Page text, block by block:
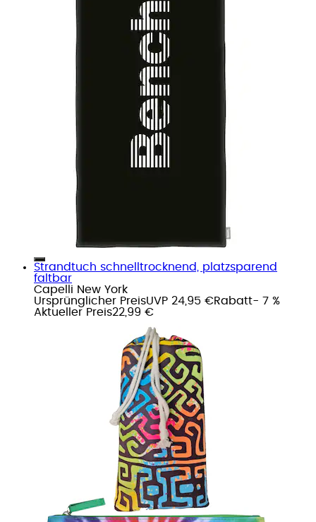
Strandtuch schnelltrocknend, platzsparend
faltbar
Capelli New York
Ursprünglicher PreisUVP 24,95 €Rabatt- 7 %
Aktueller Preis22,99 €